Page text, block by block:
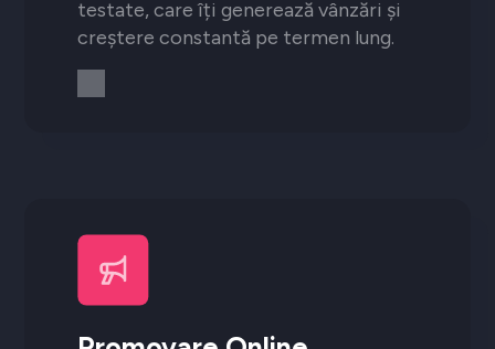
testate, care îți generează vânzări și
creștere constantă pe termen lung.